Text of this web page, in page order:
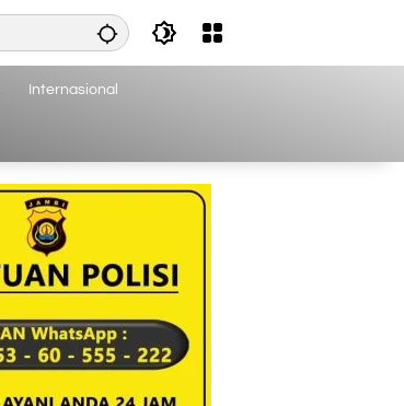
Internasional